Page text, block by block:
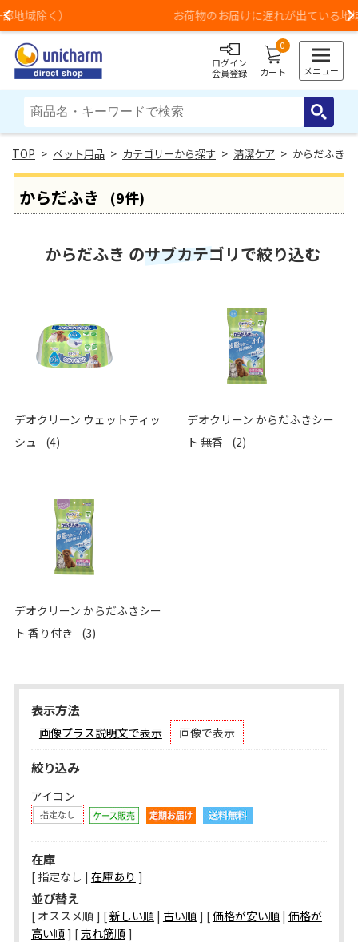
Previous お荷物のお届けに遅れが出ている地域がございます
ログイン
会員登録
0
カート メニュー
> ペット用品 > カテゴリーから探す > 清潔ケア > からだふき
からだふき (9件)
からだふき のサブカテゴリで絞り込む
デオクリーン ウェットティッ
シュ
(4)
デオクリーン からだふきシー
ト 無香
(2)
デオクリーン からだふきシー
ト 香り付き
(3)
表示方法
画像プラス説明文で表示 画像で表示
絞り込み
アイコン
在庫
[ 指定なし | 在庫あり ]
並び替え
[ オススメ順 ] [新しい順| 古い順] [価格が安い順| 価格が
高い順] [売れ筋順]